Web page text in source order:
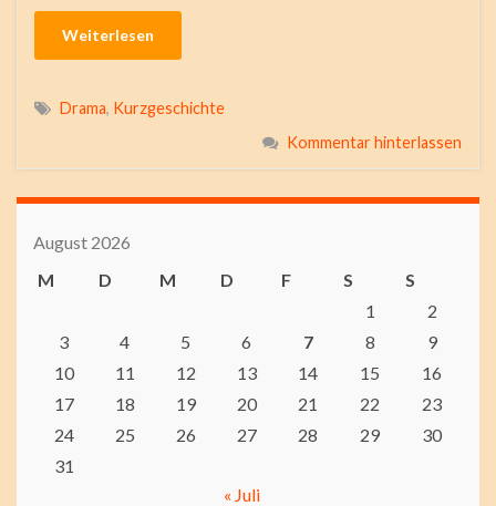
Weiterlesen
Drama, Kurzgeschichte
Kommentar hinterlassen
August 2026
M
D M D F S
S
1
2
3
4 5 6 7 8
9
10
11 12 13 14 15
16
17
18 19 20 21 22
23
24
25 26 27 28 29
30
31
« Juli